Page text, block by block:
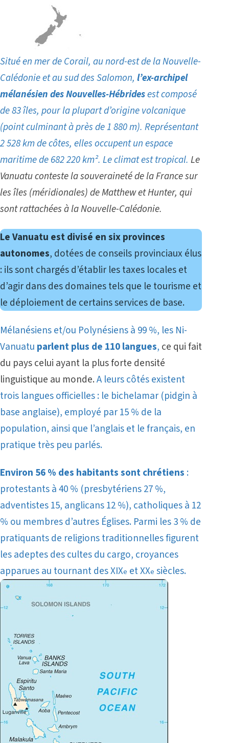
Situé en mer de Corail, au nord-est de la Nouvelle-
Calédonie et au sud des Salomon, l’ex-archipel
mélanésien des Nouvelles-Hébridesest composé
de 83 îles, pour la plupart d’origine volcanique
(point culminant à près de 1 880 m). Représentant
2 528 km de côtes, elles occupent un espace
maritime de 682 220 km². Le climat est tropical. Le
Vanuatu conteste la souveraineté de la France sur
les îles (méridionales) de Matthew et Hunter, qui
sont rattachées àla Nouvelle-Calédonie.
Le Vanuatu est divisé en six provinces
autonomes, dotées de conseils provinciaux élus
: ils sont chargés d’établir les taxes locales et
d’agir dans des domaines tels que le tourisme et
le déploiement de certains services de base.
Mélanésiens et/ou Polynésiens à 99 %, les Ni-
Vanuatu parlent plus de 110 langues, ce qui fait
du pays celui ayant la plus forte densité
linguistique au monde.A leurs côtés existent
trois langues officielles : le bichelamar (pidgin à
base anglaise), employé par 15 % de la
population, ainsi que l’anglais et le français, en
pratique très peu parlés.
Environ 56 % des habitants sont chrétiens :
protestants à 40 % (presbytériens 27 %,
adventistes 15, anglicans 12 %), catholiques à 12
% ou membres d’autres Églises. Parmi les 3 % de
pratiquants de religions traditionnelles figurent
les adeptes descultes du cargo, croyances
apparues au tournant des XIXe et XXe siècles.